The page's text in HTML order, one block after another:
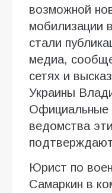
возможной
мобилизации
стали
медиа,
сетях и
Украины
Официальные
ведомства
Юрист по
Самаркин в